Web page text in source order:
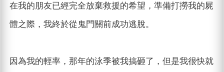
在我的朋友已經完全放棄救援的希望，準備打撈我的屍
體之際，我終於從鬼門關前成功逃脫。
因為我的輕率，那年的泳季被我搞砸了，但是我很快就